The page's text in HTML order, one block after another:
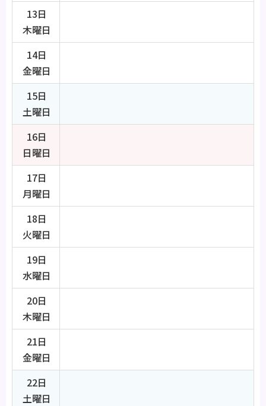
13日
木曜日
14日
金曜日
15日
土曜日
16日
日曜日
17日
月曜日
18日
火曜日
19日
水曜日
20日
木曜日
21日
金曜日
22日
土曜日